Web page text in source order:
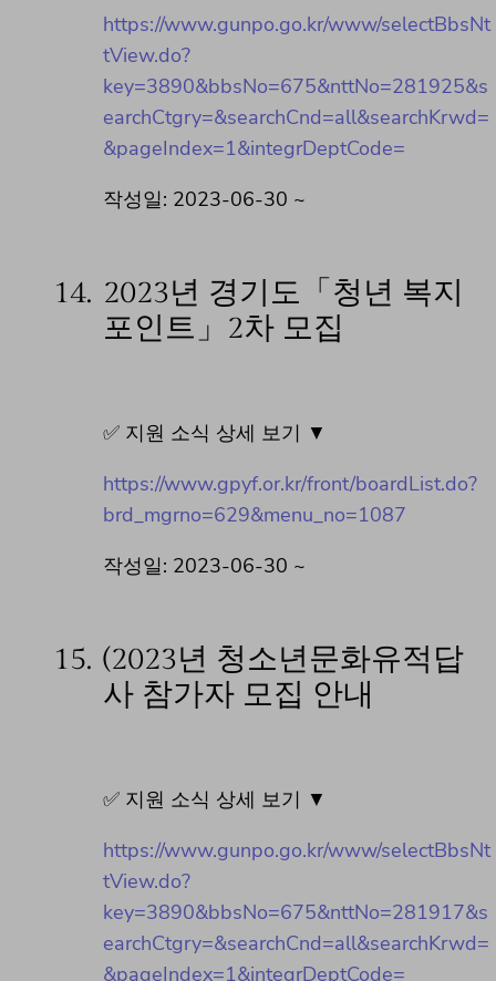
https://www.gunpo.go.kr/www/selectBbsNt
tView.do?
key=3890&bbsNo=675&nttNo=281925&s
earchCtgry=&searchCnd=all&searchKrwd=
&pageIndex=1&integrDeptCode=
작성일: 2023-06-30 ~
14. 2023년 경기도「청년 복지
포인트」2차 모집
✅ 지원 소식 상세 보기 ▼
https://www.gpyf.or.kr/front/boardList.do?
brd_mgrno=629&menu_no=1087
작성일: 2023-06-30 ~
15. (2023년 청소년문화유적답
사 참가자 모집 안내
✅ 지원 소식 상세 보기 ▼
https://www.gunpo.go.kr/www/selectBbsNt
tView.do?
key=3890&bbsNo=675&nttNo=281917&s
earchCtgry=&searchCnd=all&searchKrwd=
&pageIndex=1&integrDeptCode=